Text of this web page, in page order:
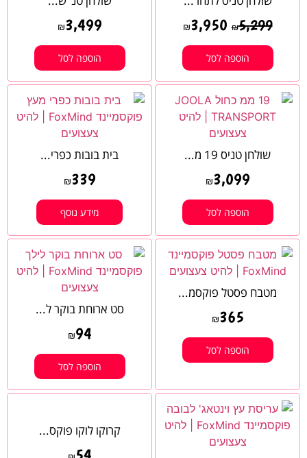
₪5,299
₪3,950
הוספה לסל
₪3,499
הוספה לסל
שולחן טניס 19 מ...
₪3,099
הוספה לסל
בית בובות כפרי...
₪339
מידע נוסף
מטבח פסטל פוקסמ...
₪365
הוספה לסל
סט ארוחת בוקר ל...
₪94
הוספה לסל
קרוקו לוקו פוקס...